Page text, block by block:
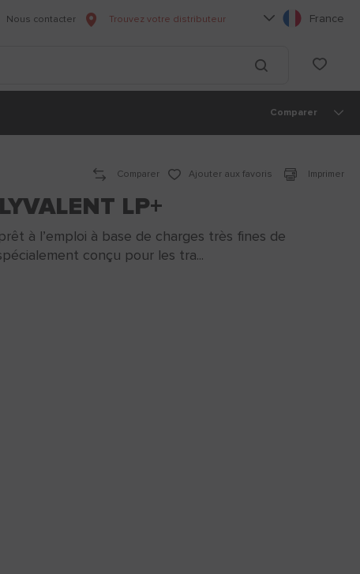
Nous contacter Trouvez votre distributeur Choisissez votre
France
Lancer la
Comparer
Comparer
Ajouter aux favoris Imprimer
LP+
à l’emploi à base de charges très fines de
conçu pour les tra...